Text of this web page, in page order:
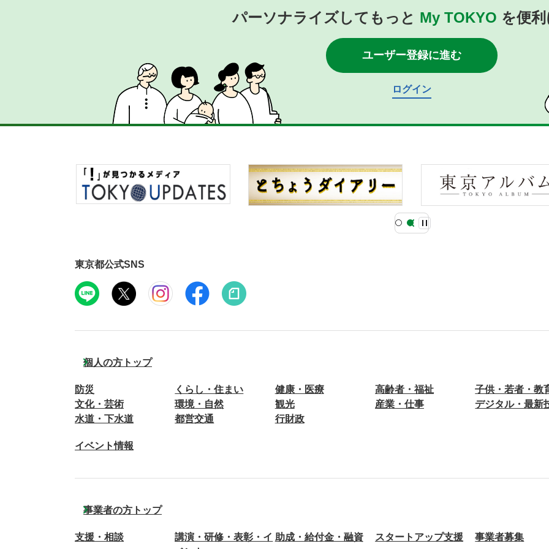
パーソナライズしてもっと My TOKYO を便
ユーザー登録に進む
ログイン
東京都公式SNS
個人の方トップ
防災 くらし・住まい 健康・医療 高齢者・福祉
子供・若者・教
文化・芸術
環境・自然 観光 産業・仕事
デジタル・最新
水道・下水道
都営交通 行財政
イベント情報
事業者の方トップ
支援・相談
講演・研修・表彰・イ 助成・給付金・融資 スタートアップ支援 事業者募集